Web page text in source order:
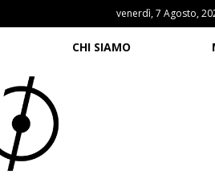
venerdì, 7 Agosto,
CHI SIAMO